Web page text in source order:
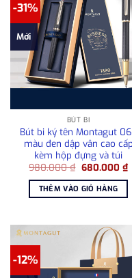
-31%
Mới
BÚT BI
Bút bi ký tên Montagut
màu đen dập vân cao cấp
kèm hộp đựng và túi
980.000₫ Giá
là:
980.000 ₫.
680.000 ₫
THÊM VÀO GIỎ HÀNG
-12%